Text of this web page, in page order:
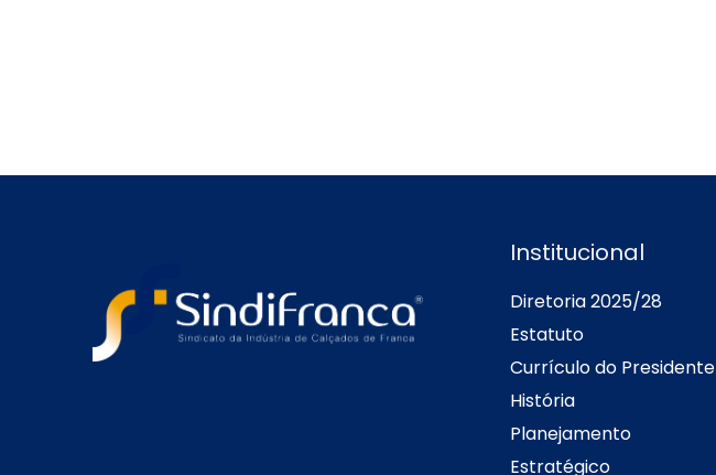
Institucional
Diretoria 2025/28
Estatuto
Currículo do Presidente
História
Planejamento
Estratégico